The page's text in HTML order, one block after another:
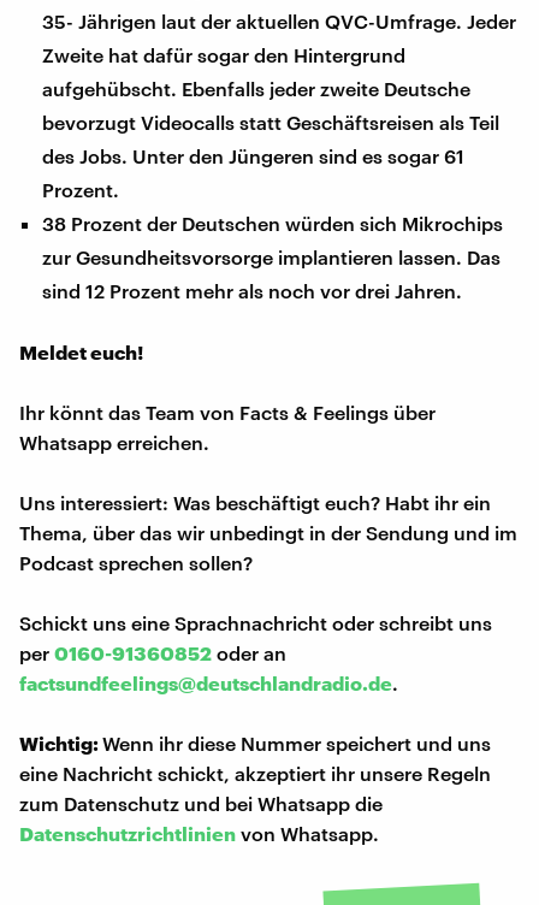
35- Jährigen laut der aktuellen QVC-Umfrage. Jeder
Zweite hat dafür sogar den Hintergrund
aufgehübscht. Ebenfalls jeder zweite Deutsche
bevorzugt Videocalls statt Geschäftsreisen als Teil
des Jobs. Unter den Jüngeren sind es sogar 61
Prozent.
38 Prozent der Deutschen würden sich Mikrochips
zur Gesundheitsvorsorge implantieren lassen. Das
sind 12 Prozent mehr als noch vor drei Jahren.
Meldet euch!
Ihr könnt das Team von Facts & Feelings über
Whatsapp erreichen.
Uns interessiert: Was beschäftigt euch? Habt ihr ein
Thema, über das wir unbedingt in der Sendung und im
Podcast sprechen sollen?
Schickt uns eine Sprachnachricht oder schreibt uns
per 0160-91360852 oder an
factsundfeelings@deutschlandradio.de.
Wichtig:Wenn ihr diese Nummer speichert und uns
eine Nachricht schickt, akzeptiert ihr unsere Regeln
zum Datenschutz und bei Whatsapp die
Datenschutzrichtlinien von Whatsapp.